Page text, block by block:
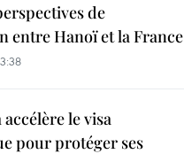
de
entre Hanoï et la France
le visa
pour protéger ses